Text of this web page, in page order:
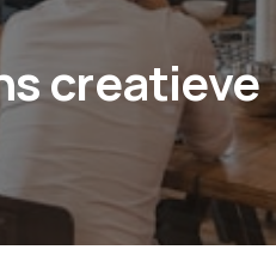
creatieve